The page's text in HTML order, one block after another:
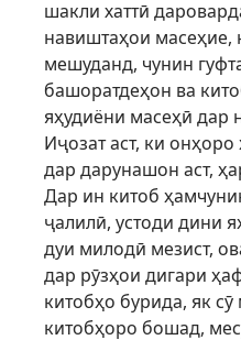
шакли хаттӣ
навиштаҳои масеҳие,
мешуданд, чунин
башоратдеҳон ва
яҳудиёни масеҳӣ дар
Иҷозат аст, ки
дар дарунашон аст,
Дар ин китоб
ҷалилӣ, устоди дини
дуи милодӣ мезист,
дар рӯзҳои дигари
китобҳо бурида, як
китобҳоро бошад,